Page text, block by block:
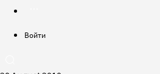
Войти